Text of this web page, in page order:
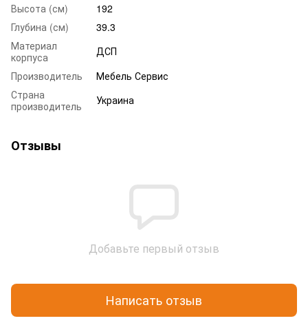
Высота (см)
192
Глубина (см)
39.3
Материал
корпуса
ДСП
Производитель
Мебель Сервис
Страна
производитель
Украина
Отзывы
Добавьте первый отзыв
Написать отзыв